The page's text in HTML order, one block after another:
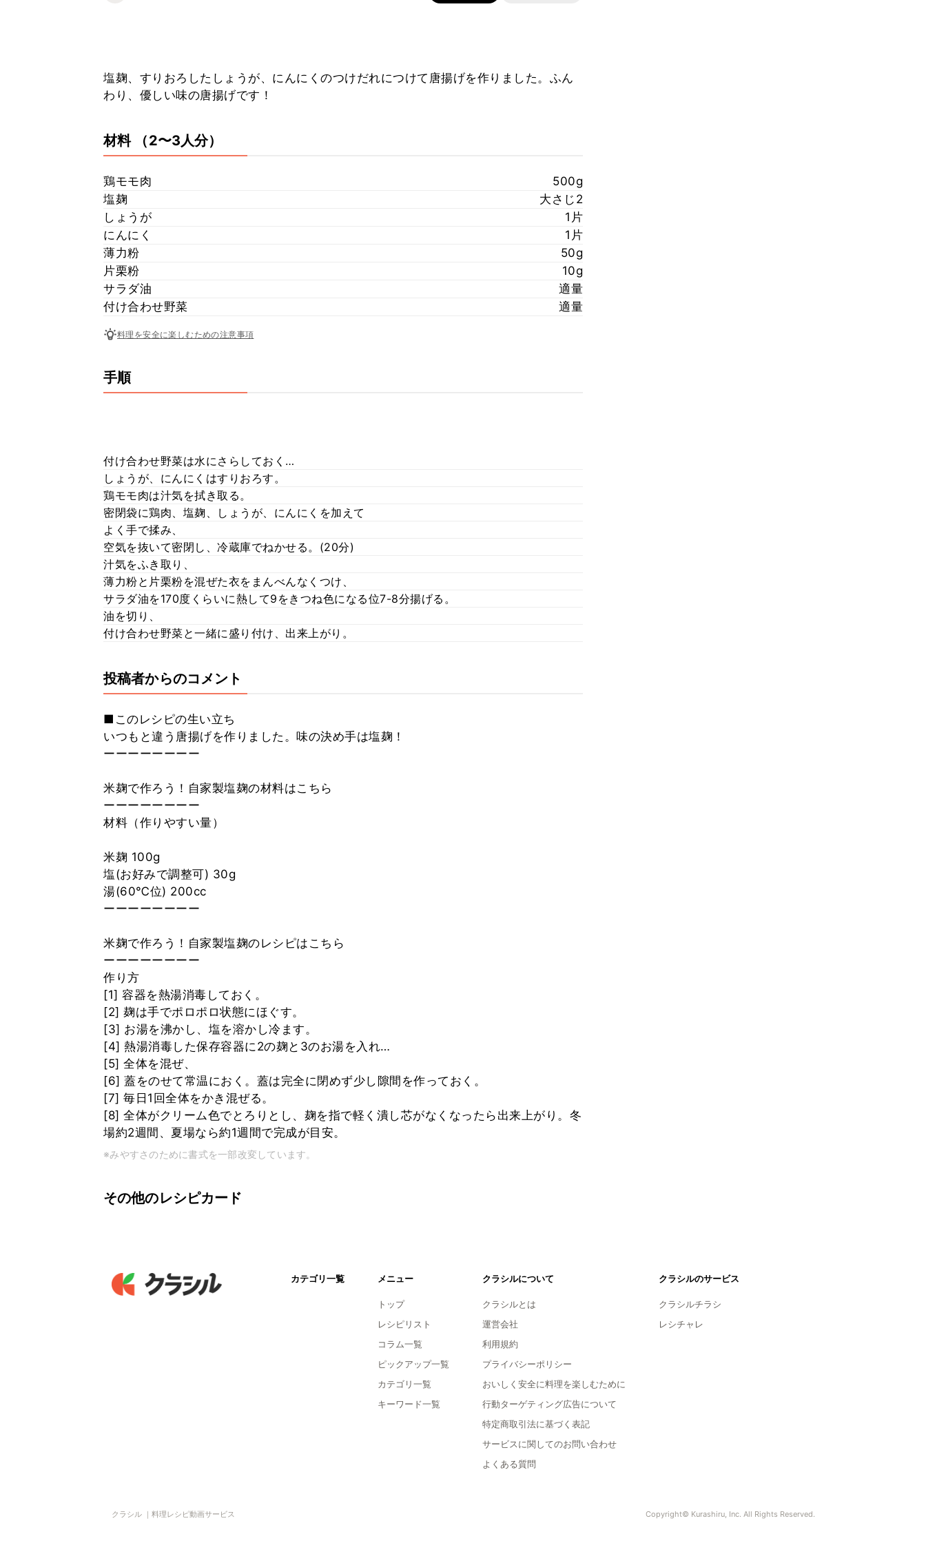
塩麹、すりおろしたしょうが、にんにくのつけだれにつけて唐揚げを作りました。ふん
わり、優しい味の唐揚げです！
材料 （2〜3人分）
鶏モモ肉
500g
塩麹
大さじ2
しょうが
1片
にんにく
1片
薄力粉
50g
片栗粉
10g
サラダ油
適量
付け合わせ野菜
適量
料理を安全に楽しむための注意事項
手順
付け合わせ野菜は水にさらしておく…
しょうが、にんにくはすりおろす。
鶏モモ肉は汁気を拭き取る。
密閉袋に鶏肉、塩麹、しょうが、にんにくを加えて
よく手で揉み、
空気を抜いて密閉し、冷蔵庫でねかせる。(20分)
汁気をふき取り、
薄力粉と片栗粉を混ぜた衣をまんべんなくつけ、
サラダ油を170度くらいに熱して9をきつね色になる位7-8分揚げる。
油を切り、
付け合わせ野菜と一緒に盛り付け、出来上がり。
投稿者からのコメント
■このレシピの生い立ち
いつもと違う唐揚げを作りました。味の決め手は塩麹！
ーーーーーーーー
米麹で作ろう！自家製塩麹の材料はこちら
ーーーーーーーー
材料（作りやすい量）
米麹 100g
塩(お好みで調整可) 30g
湯(60℃位) 200cc
ーーーーーーーー
米麹で作ろう！自家製塩麹のレシピはこちら
ーーーーーーーー
作り方
[1] 容器を熱湯消毒しておく。
[2] 麹は手でポロポロ状態にほぐす。
[3] お湯を沸かし、塩を溶かし冷ます。
[4] 熱湯消毒した保存容器に2の麹と3のお湯を入れ…
[5] 全体を混ぜ、
[6] 蓋をのせて常温におく。蓋は完全に閉めず少し隙間を作っておく。
[7] 毎日1回全体をかき混ぜる。
[8] 全体がクリーム色でとろりとし、麹を指で軽く潰し芯がなくなったら出来上がり。冬
場約2週間、夏場なら約1週間で完成が目安。
※みやすさのために書式を一部改変しています。
その他のレシピカード
カテゴリ一覧 メニュー
トップ
レシピリスト
コラム一覧
ピックアップ一覧
カテゴリ一覧
キーワード一覧
クラシルについて
クラシルとは
運営会社
利用規約
プライバシーポリシー
おいしく安全に料理を楽しむために
行動ターゲティング広告について
特定商取引法に基づく表記
サービスに関してのお問い合わせ
よくある質問
クラシルのサービス
クラシルチラシ
レシチャレ
クラシル ｜料理レシピ動画サービス Copyright© Kurashiru, Inc. All Rights Reserved.